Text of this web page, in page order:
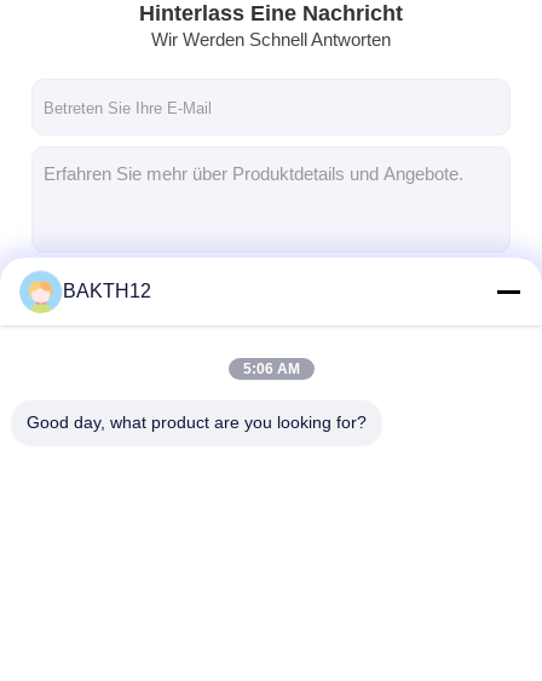
Lithium-Ionen-Batterie-Satz
Li-Polymer-Akkupack
BMS PCB PCM
e-Fahrradbatteriesatz
UPS-Lithiumbatterien
Hinterlass Eine Nachricht
Wir Werden Schnell Antworten
BAKTH12
5:06 AM
Good day, what product are you looking for?